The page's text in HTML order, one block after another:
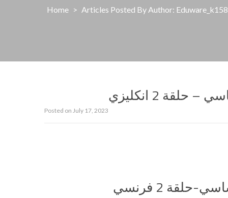
Home > Articles Posted By Author:
2 انكليزي
Posted on July 17, 2023
2 فرنسي